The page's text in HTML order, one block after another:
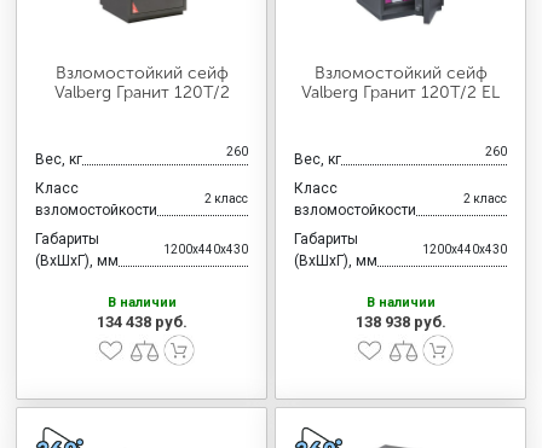
Взломостойкий сейф
Valberg Гранит 120T/2
Вес, кг 260
Класс
взломостойкости
2 класс
Габариты
(ВхШхГ), мм
1200x440x430
В наличии
134 438 руб.
Взломостойкий сейф
Valberg Гранит 120T/2 EL
Вес, кг 260
Класс
взломостойкости
2 класс
Габариты
(ВхШхГ), мм
1200x440x430
В наличии
138 938 руб.